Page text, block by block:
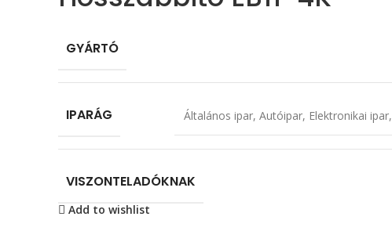
GYÁRTÓ
IPARÁG Általános ipar, Autóipar, Elektronikai ipar,
VISZONTELADÓKNAK
Add to wishlist